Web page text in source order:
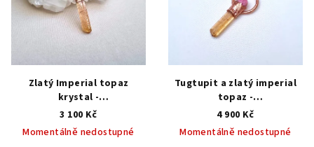
Zlatý Imperial topaz
krystal -
přívěsek/náhrdelník
AUTORSKÁ TVORBA ŠPERKŮ
Z MINERÁLŮ
3 100 Kč
Momentálně nedostupné
Tugtupit a zlatý imperial
topaz -
přívěsek/náhrdelník
ŠPERKY S PŘÍRODNÍMI
KRYSTALY
4 900 Kč
Momentálně nedostupné